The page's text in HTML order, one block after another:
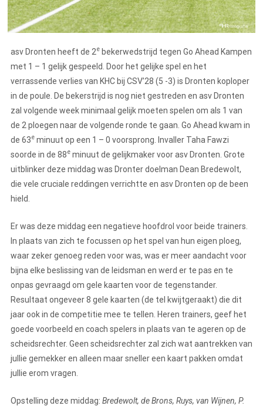
asv Dronten heeft de 2e bekerwedstrijd tegen Go Ahead Kampen
met 1 – 1 gelijk gespeeld. Door het gelijke spel en het
verrassende verlies van KHC bij CSV’28 (5 -3) is Dronten koploper
in de poule. De bekerstrijd is nog niet gestreden en asv Dronten
zal volgende week minimaal gelijk moeten spelen om als 1 van
de 2 ploegen naar de volgende ronde te gaan. Go Ahead kwam in
de 63e minuut op een 1 – 0 voorsprong. Invaller Taha Fawzi
soorde in de 88e minuut de gelijkmaker voor asv Dronten. Grote
uitblinker deze middag was Dronter doelman Dean Bredewolt,
die vele cruciale reddingen verrichtte en asv Dronten op de been
hield.
Er was deze middag een negatieve hoofdrol voor beide trainers.
In plaats van zich te focussen op het spel van hun eigen ploeg,
waar zeker genoeg reden voor was, was er meer aandacht voor
bijna elke beslissing van de leidsman en werd er te pas en te
onpas gevraagd om gele kaarten voor de tegenstander.
Resultaat ongeveer 8 gele kaarten (de tel kwijtgeraakt) die dit
jaar ook in de competitie mee te tellen. Heren trainers, geef het
goede voorbeeld en coach spelers in plaats van te ageren op de
scheidsrechter. Geen scheidsrechter zal zich wat aantrekken van
jullie gemekker en alleen maar sneller een kaart pakken omdat
jullie erom vragen.
Opstelling deze middag: Bredewolt, de Brons, Ruys, van Wijnen, P.